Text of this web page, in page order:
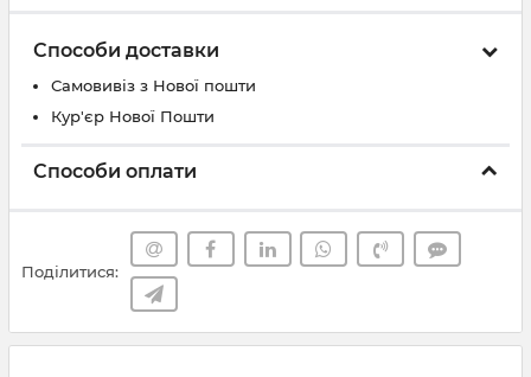
Способи доставки
Самовивіз з Нової пошти
Кур'єр Нової Пошти
Способи оплати
Поділитися: